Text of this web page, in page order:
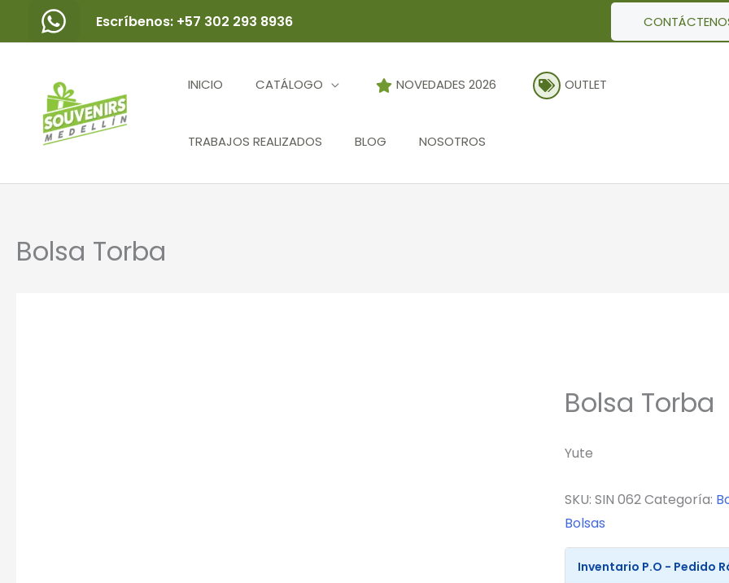
Escríbenos: +57 302 293 8936
INICIO CATÁLOGO NOVEDADES 2026 OUTLET
TRABAJOS REALIZADOS BLOG NOSOTROS
Bolsa Torba
Bolsa Torba
Yute
SKU: SIN 062Categoría:
Bolsas
Inventario P.O - Pedido